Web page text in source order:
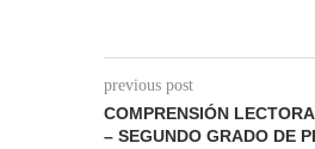
previous post
COMPRENSIÓN
– SEGUNDO GRADO DE